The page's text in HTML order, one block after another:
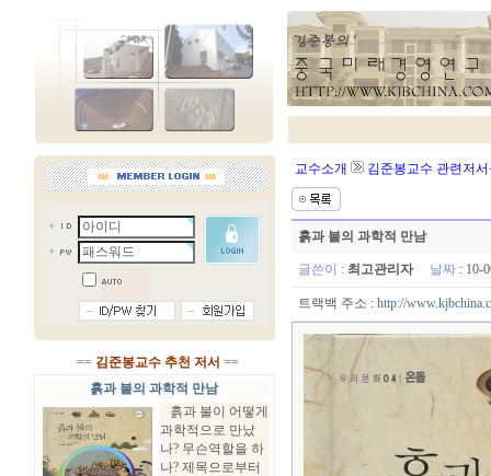
== 김준봉교수 추천 저서 ==
흙과 불의 과학적 만남
흙과 불이 어떻게
과학적으로 만났
나? 무슨역할을 하
나? 제목으로부터
교수소개 김준봉교수 관련저서
흙과 불의 과학적 만남
글쓴이 : 최고관리자 날짜 :
트랙백 주소 : http://